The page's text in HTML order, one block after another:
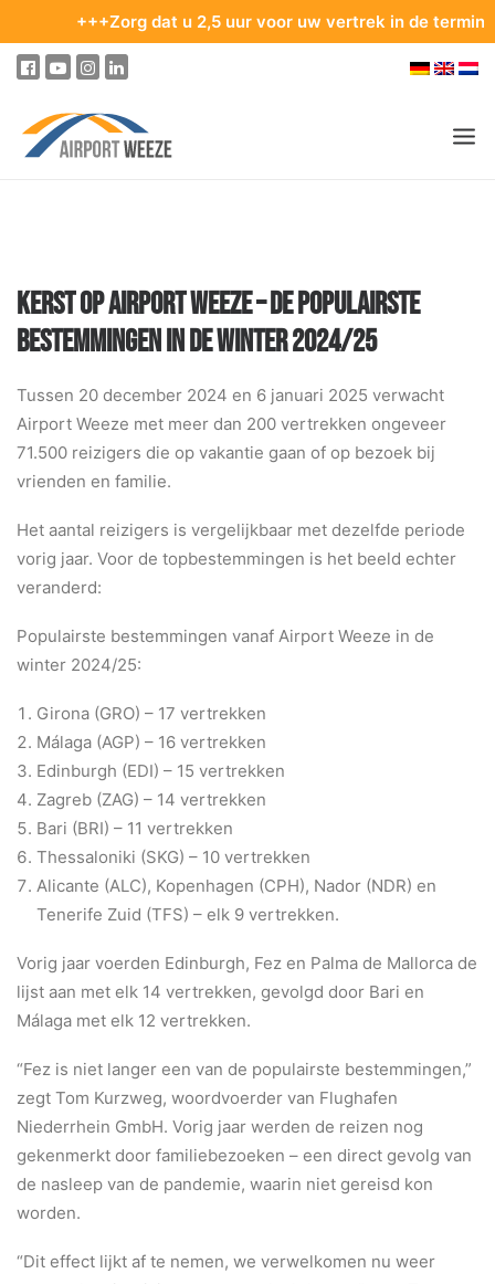
+++Zorg dat u 2,5 uur voor uw vertrek in de terminal
VLIEGEN
VAN EN NAAR DE LUCHTHAVEN
PARKEREN
OP DE LUCHTHAVEN
KERST OP AIRPORT WEEZE – DE POPULAIRSTE
BESTEMMINGEN IN DE WINTER 2024/25
Tussen 20 december 2024 en 6 januari 2025 verwacht
Airport Weeze met meer dan 200 vertrekken ongeveer
71.500 reizigers die op vakantie gaan of op bezoek bij
vrienden en familie.
Het aantal reizigers is vergelijkbaar met dezelfde periode
vorig jaar. Voor de topbestemmingen is het beeld echter
veranderd:
Populairste bestemmingen vanaf Airport Weeze in de
winter 2024/25:
Girona (GRO) – 17 vertrekken
Málaga (AGP) – 16 vertrekken
Edinburgh (EDI) – 15 vertrekken
Zagreb (ZAG) – 14 vertrekken
Bari (BRI) – 11 vertrekken
Thessaloniki (SKG) – 10 vertrekken
Alicante (ALC), Kopenhagen (CPH), Nador (NDR) en
Tenerife Zuid (TFS) – elk 9 vertrekken.
Vorig jaar voerden Edinburgh, Fez en Palma de Mallorca de
lijst aan met elk 14 vertrekken, gevolgd door Bari en
Málaga met elk 12 vertrekken.
“Fez is niet langer een van de populairste bestemmingen,”
zegt Tom Kurzweg, woordvoerder van Flughafen
Niederrhein GmbH. Vorig jaar werden de reizen nog
gekenmerkt door familiebezoeken – een direct gevolg van
de nasleep van de pandemie, waarin niet gereisd kon
worden.
“Dit effect lijkt af te nemen, we verwelkomen nu weer